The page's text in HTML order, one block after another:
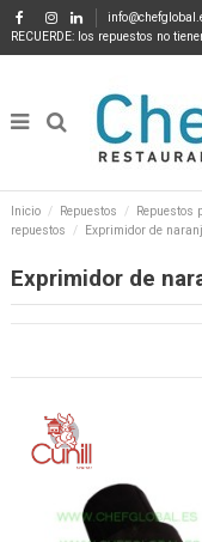
RECUERDE: los repuestos no
Inicio Repuestos Repuestos
repuestos
Exprimidor de
Exprimidor de